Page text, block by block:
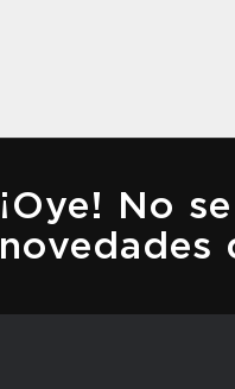
¡Oye! No
novedades